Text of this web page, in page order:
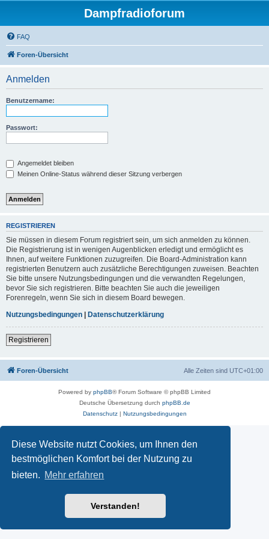
Diese Website nutzt Cookies, um Ihnen den
bestmöglichen Komfort bei der Nutzung zu
bieten. Mehr erfahren
Verstanden!
Dampfradioforum
FAQ
Foren-Übersicht
Anmelden
Benutzername:
Passwort:
Angemeldet bleiben
Meinen Online-Status während dieser Sitzung verbergen
REGISTRIEREN
Sie müssen in diesem Forum registriert sein, um sich anmelden zu können.
Die Registrierung ist in wenigen Augenblicken erledigt und ermöglicht es
Ihnen, auf weitere Funktionen zuzugreifen. Die Board-Administration kann
registrierten Benutzern auch zusätzliche Berechtigungen zuweisen. Beachten
Sie bitte unsere Nutzungsbedingungen und die verwandten Regelungen,
bevor Sie sich registrieren. Bitte beachten Sie auch die jeweiligen
Forenregeln, wenn Sie sich in diesem Board bewegen.
Nutzungsbedingungen | Datenschutzerklärung
Registrieren
Foren-Übersicht Alle Zeiten sind UTC+01:00
Powered by phpBB® Forum Software © phpBB Limited
Deutsche Übersetzung durch phpBB.de
Datenschutz| Nutzungsbedingungen